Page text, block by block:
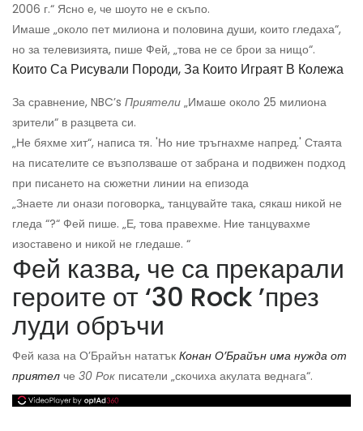
2006 г.“ Ясно е, че шоуто не е скъпо.
Имаше „около пет милиона и половина души, които гледаха“,
но за телевизията, пише Фей, „това не се брои за нищо“.
Които Са Рисували Породи, За Които Играят В Колежа
За сравнение, NBC’s Приятели „Имаше около 25 милиона
зрители“ в разцвета си.
„Не бяхме хит“, написа тя. 'Но ние тръгнахме напред.' Стаята
на писателите се възползваше от забрана и подвижен подход
при писането на сюжетни линии на епизода
„Знаете ли онази поговорка„ танцувайте така, сякаш никой не
гледа “?“ Фей пише. „Е, това правехме. Ние танцувахме
изоставено и никой не гледаше. “
Фей казва, че са прекарали
героите от ‘30 Rock ’през
луди обръчи
Фей каза на О’Брайън нататък Конан О’Брайън има нужда от
приятел че 30 Рок писатели „скочиха акулата веднага“.